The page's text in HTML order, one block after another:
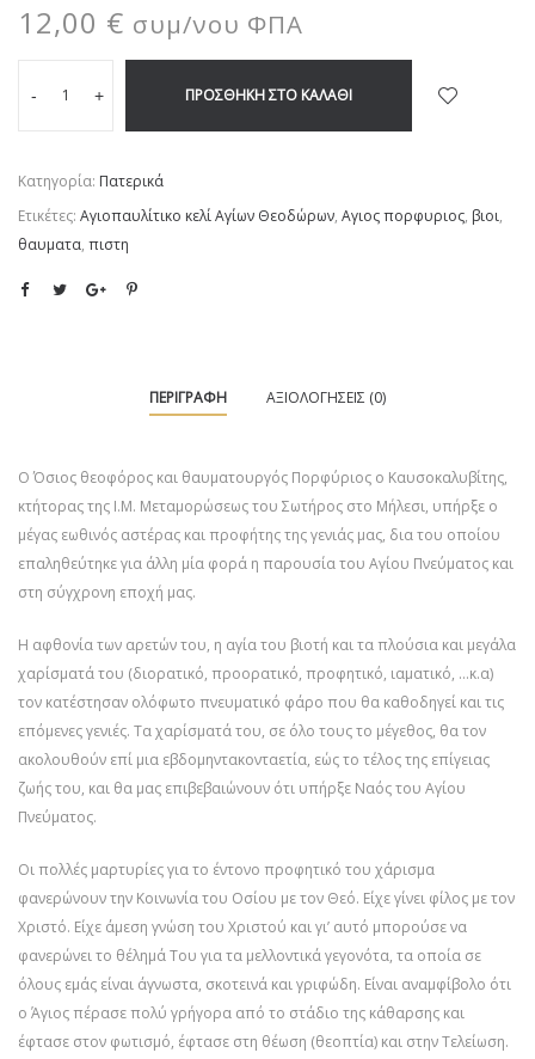
12,00 € συμ/νου ΦΠΑ
- + ΠΡΟΣΘΉΚΗ ΣΤΟ ΚΑΛΆΘΙ
Κατηγορία: Πατερικά
Ετικέτες: Αγιοπαυλίτικο κελί Αγίων Θεοδώρων, Αγιος πορφυριος, βιοι,
θαυματα, πιστη
ΠΕΡΙΓΡΑΦΉ ΑΞΙΟΛΟΓΉΣΕΙΣ (0)
Ο Όσιος θεοφόρος και θαυματουργός Πορφύριος ο Καυσοκαλυβίτης,
κτήτορας της Ι.Μ. Μεταμορώσεως του Σωτήρος στο Μήλεσι, υπήρξε ο
μέγας εωθινός αστέρας και προφήτης της γενιάς μας, δια του οποίου
επαληθεύτηκε για άλλη μία φορά η παρουσία του Αγίου Πνεύματος και
στη σύγχρονη εποχή μας.
Η αφθονία των αρετών του, η αγία του βιοτή και τα πλούσια και μεγάλα
χαρίσματά του (διορατικό, προορατικό, προφητικό, ιαματικό, …κ.α)
τον κατέστησαν ολόφωτο πνευματικό φάρο που θα καθοδηγεί και τις
επόμενες γενιές. Τα χαρίσματά του, σε όλο τους το μέγεθος, θα τον
ακολουθούν επί μια εβδομηντακονταετία, εώς το τέλος της επίγειας
ζωής του, και θα μας επιβεβαιώνουν ότι υπήρξε Ναός του Αγίου
Πνεύματος.
Οι πολλές μαρτυρίες για το έντονο προφητικό του χάρισμα
φανερώνουν την Κοινωνία του Οσίου με τον Θεό. Είχε γίνει φίλος με τον
Χριστό. Είχε άμεση γνώση του Χριστού και γι’ αυτό μπορούσε να
φανερώνει το θέλημά Του για τα μελλοντικά γεγονότα, τα οποία σε
όλους εμάς είναι άγνωστα, σκοτεινά και γριφώδη. Είναι αναμφίβολο ότι
ο Άγιος πέρασε πολύ γρήγορα από το στάδιο της κάθαρσης και
έφτασε στον φωτισμό, έφτασε στη θέωση (θεοπτία) και στην Τελείωση.